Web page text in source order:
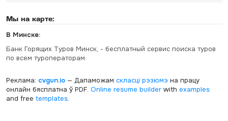
Мы на карте:
В Минске:
Банк Горящих Туров Минск, - бесплатный сервис поиска туров
по всем туроператорам
Реклама: cvgun.io— Дапаможам скласці рэзюмэ на працу
онлайн бясплатна ў PDF. Online resume builderwith examples
and free templates.